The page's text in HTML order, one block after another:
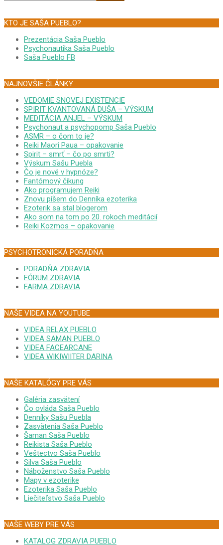
KTO JE SAŠA PUEBLO?
Prezentácia Saša Pueblo
Psychonautika Saša Pueblo
Saša Pueblo FB
NAJNOVŠIE ČLÁNKY
VEDOMIE SNOVEJ EXISTENCIE
SPIRIT KVANTOVANÁ DUŠA – VÝSKUM
MEDITÁCIA ANJEL – VÝSKUM
Psychonaut a psychopomp Saša Pueblo
ASMR – o čom to je?
Reiki Maori Paua – opakovanie
Spirit – smrť – čo po smrti?
Výskum Sašu Puebla
Čo je nové v hypnóze?
Fantómový čikung
Ako programujem Reiki
Znovu píšem do Denníka ezoterika
Ezoterik sa stal blogerom
Ako som na tom po 20. rokoch meditácií
Reiki Kozmos – opakovanie
PSYCHOTRONICKÁ PORADŇA
PORADŇA ZDRAVIA
FÓRUM ZDRAVIA
FARMA ZDRAVIA
NAŠE VIDEA NA YOUTUBE
VIDEA RELAX PUEBLO
VIDEA SAMAN PUEBLO
VIDEA FACEARCANE
VIDEA WIKIWIITER DARINA
NAŠE KATALÓGY PRE VÁS
Galéria zasvätení
Čo ovláda Saša Pueblo
Denníky Sašu Puebla
Zasvätenia Saša Pueblo
Šaman Saša Pueblo
Reikista Saša Pueblo
Veštectvo Saša Pueblo
Silva Saša Pueblo
Náboženstvo Saša Pueblo
Mapy v ezoterike
Ezoterika Saša Pueblo
Liečiteľstvo Saša Pueblo
NAŠE WEBY PRE VÁS
KATALOG ZDRAVIA PUEBLO